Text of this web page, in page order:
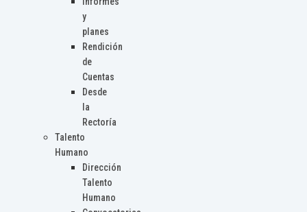
y
planes
Rendición
de
Cuentas
Desde
la
Rectoría
Talento
Humano
Dirección
Talento
Humano